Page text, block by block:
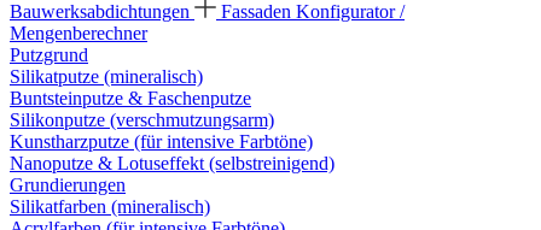
Bauwerksabdichtungen
Fassaden Konfigurator /
Mengenberechner
Putzgrund
Silikatputze (mineralisch)
Buntsteinputze & Faschenputze
Silikonputze (verschmutzungsarm)
Kunstharzputze (für intensive Farbtöne)
Nanoputze & Lotuseffekt (selbstreinigend)
Grundierungen
Silikatfarben (mineralisch)